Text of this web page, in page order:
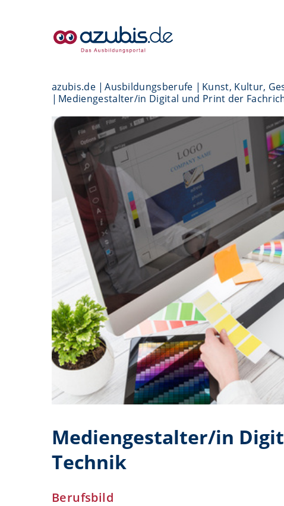
azubis.de Ausbildungsberufe Kunst, Kultur,
Mediengestalter/in Digital und Print der
Mediengestalter/in
Technik
Berufsbild